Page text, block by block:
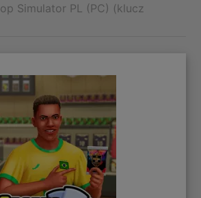
Simulator PL (PC) (klucz